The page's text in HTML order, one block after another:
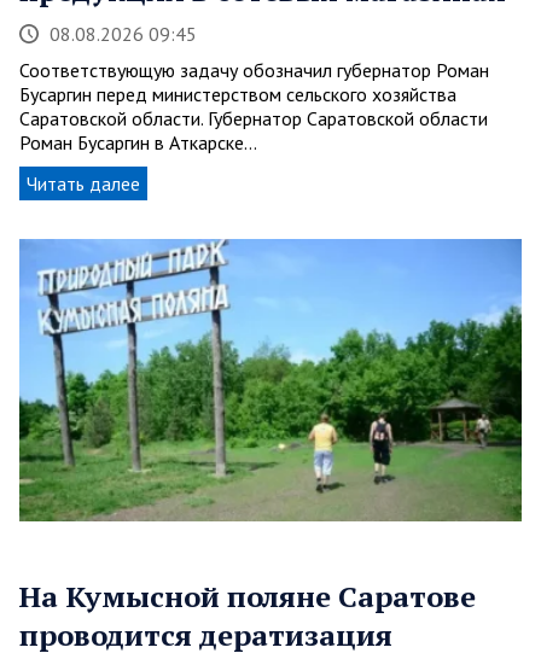
08.08.2026 09:45
Соответствующую задачу обозначил губернатор Роман
Бусаргин перед министерством сельского хозяйства
Саратовской области. Губернатор Саратовской области
Роман Бусаргин в Аткарске…
Читать далее
На Кумысной поляне Саратове
проводится дератизация